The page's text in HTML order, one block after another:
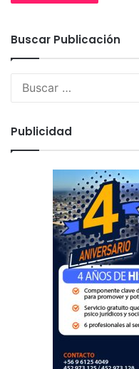
Buscar Publicación
Publicidad